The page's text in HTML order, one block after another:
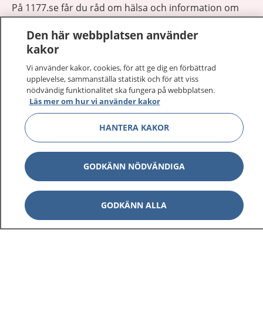
På 1177.se får du råd om hälsa och information om
sjukdomar och vilka mottagningar du kan kontakta.
Logga in för att läsa din journal och göra dina
vårdärenden. Ring telefonnummer 1177 för
sjukvårdsrådgivning dygnet runt.
1177 ger dig råd när du vill må bättre.
1177 på flera språk Visa
Om 1177 Visa
Kontakt Visa
Den här webbplatsen använder
kakor
Vi använder kakor, cookies, för att ge dig en förbättrad
upplevelse, sammanställa statistik och för att viss
nödvändig funktionalitet ska fungera på webbplatsen.
Läs mer om hur vi använder kakor
HANTERA KAKOR
GODKÄNN NÖDVÄNDIGA
GODKÄNN ALLA